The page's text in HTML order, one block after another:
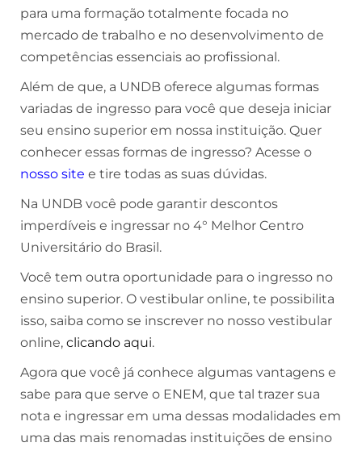
para uma formação totalmente focada no
mercado de trabalho e no desenvolvimento de
competências essenciais ao profissional.
Além de que, a UNDB oferece algumas formas
variadas de ingresso para você que deseja iniciar
seu ensino superior em nossa instituição. Quer
conhecer essas formas de ingresso? Acesse o
nosso site e tire todas as suas dúvidas.
Na UNDB você pode garantir descontos
imperdíveis e ingressar no 4° Melhor Centro
Universitário do Brasil.
Você tem outra oportunidade para o ingresso no
ensino superior. O vestibular online, te possibilita
isso, saiba como se inscrever no nosso vestibular
online, clicando aqui.
Agora que você já conhece algumas vantagens e
sabe para que serve o ENEM, que tal trazer sua
nota e ingressar em uma dessas modalidades em
uma das mais renomadas instituições de ensino